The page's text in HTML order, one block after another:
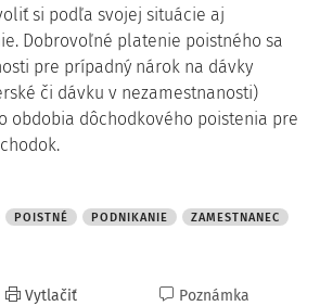
si podľa svojej situácie aj
Dobrovoľné platenie poistného sa
pre prípadný nárok na dávky
či dávku v nezamestnanosti)
obdobia dôchodkového poistenia pre
POISTNÉ PODNIKANIE
ZAMESTNANEC
Vytlačiť Poznámka